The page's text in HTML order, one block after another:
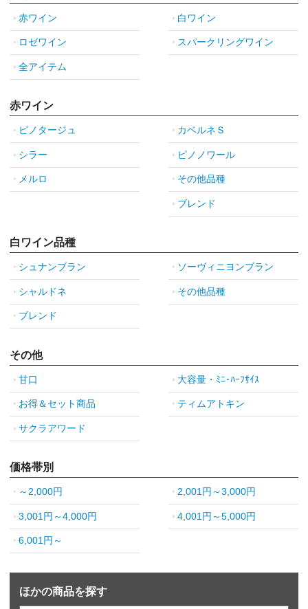
赤ワイン 白ワイン
ロゼワイン スパークリングワイン
全アイテム
赤ワイン
ピノタージュ カベルネＳ
シラー ピノノワール
メルロ その他品種
ブレンド
白ワイン品種
シュナンブラン ソーヴィニヨンブラン
シャルドネ その他品種
ブレンド
その他
甘口 大容量・ﾐﾆ･ﾊｰﾌｻｲｽ
お得＆セット商品 ティムアトキン
サクラアワード
価格帯別
～2,000円 2,001円～3,000円
3,001円～4,000円 4,001円～5,000円
6,001円～
ほかの商品を探す